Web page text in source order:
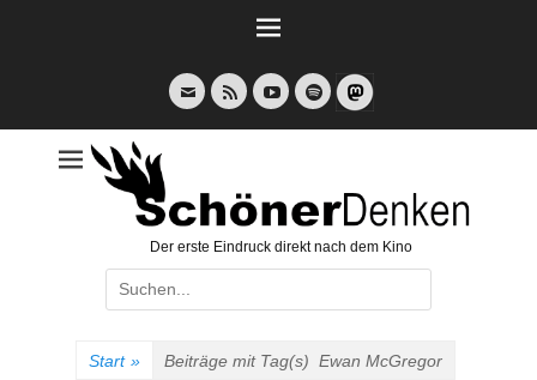
E-
Mail
Feed YouTubeSpotify
Der erste Eindruck direkt nach dem Kino
Suche
nach:
Start » Beiträge mit Tag(s) Ewan McGregor